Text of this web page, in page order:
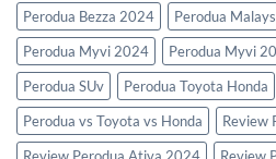
Perodua Bezza 2024
Perodua
Perodua Myvi 2024
Perodua Myvi
Perodua SUv
Perodua Toyota Honda
Perodua vs Toyota vs Honda
Review